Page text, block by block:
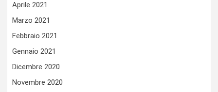
Aprile 2021
Marzo 2021
Febbraio 2021
Gennaio 2021
Dicembre 2020
Novembre 2020